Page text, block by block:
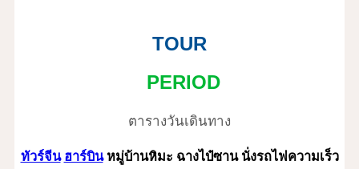
TOUR
PERIOD
ตารางวันเดินทาง
ทัวร์จีน ฮาร์บินหมู่บ้านหิมะ ฉางไป๋ซาน นั่งรถไฟความเร็ว